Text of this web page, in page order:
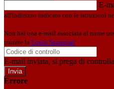
E-
all'indirizzo indicato con le istruzioni
Non hai una e-mail associata al nome
tramite la Login Spaggiari
E-mail inviata, si prega di
Errore